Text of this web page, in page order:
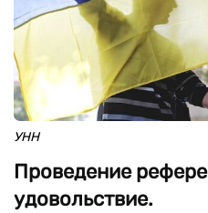
УНН
Проведение
удовольствие.